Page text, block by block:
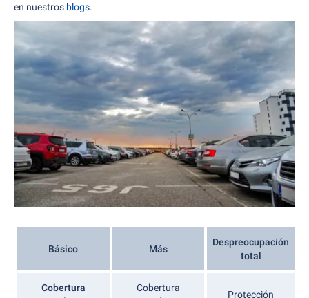
en nuestros blogs.
Básico Más
Despreocupación
total
Cobertura
Cobertura
Protección